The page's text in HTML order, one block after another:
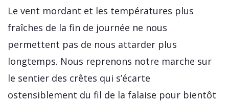
Le vent mordant et les températures plus
fraîches de la fin de journée ne nous
permettent pas de nous attarder plus
longtemps. Nous reprenons notre marche sur
le sentier des crêtes qui s’écarte
ostensiblement du fil de la falaise pour bientôt